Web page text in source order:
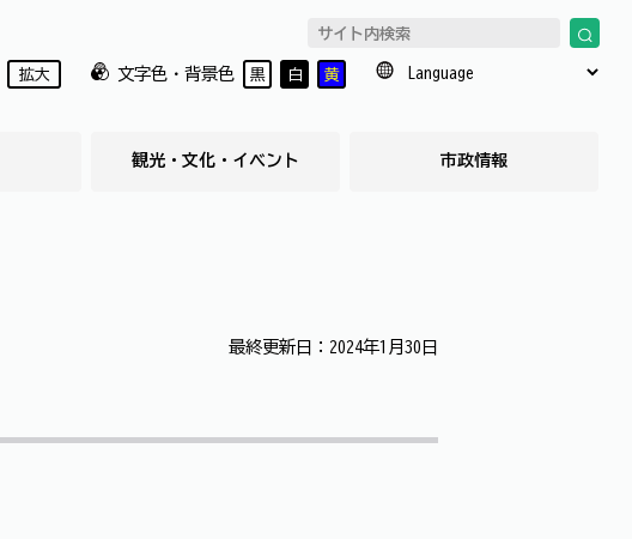
拡大 文字色・背景色 黒 白 黄
観光・文化・イベント 市政情報
最終更新日：2024年1月30日